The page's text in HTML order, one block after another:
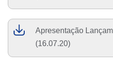
Apresentação
(16.07.20)